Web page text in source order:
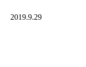
2019.9.29